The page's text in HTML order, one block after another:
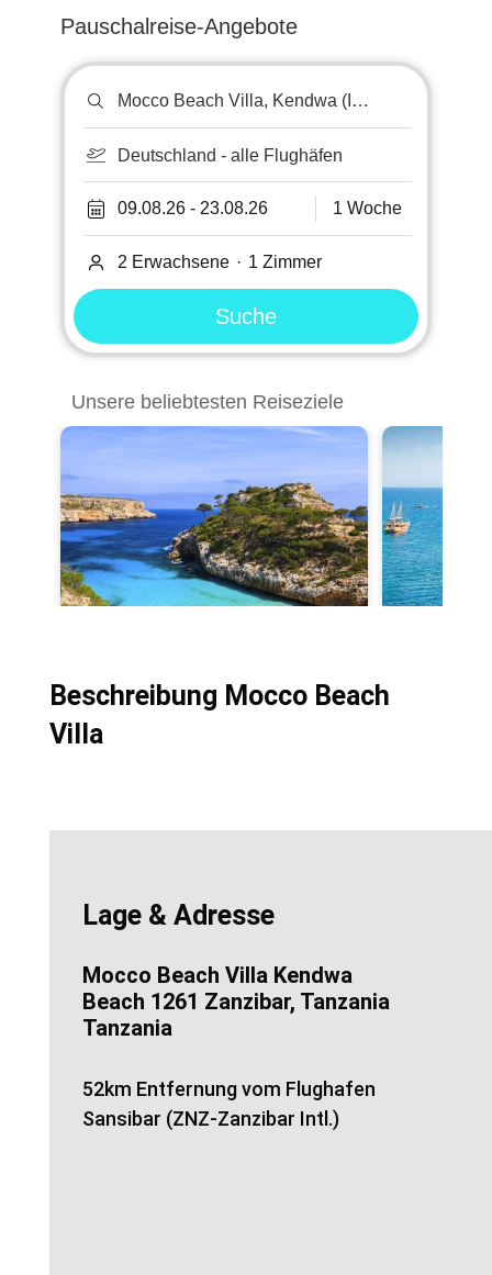
Beschreibung Mocco Beach
Villa
Lage & Adresse
Mocco Beach Villa Kendwa
Beach 1261 Zanzibar, Tanzania
Tanzania
52km Entfernung vom Flughafen
Sansibar (ZNZ-Zanzibar Intl.)